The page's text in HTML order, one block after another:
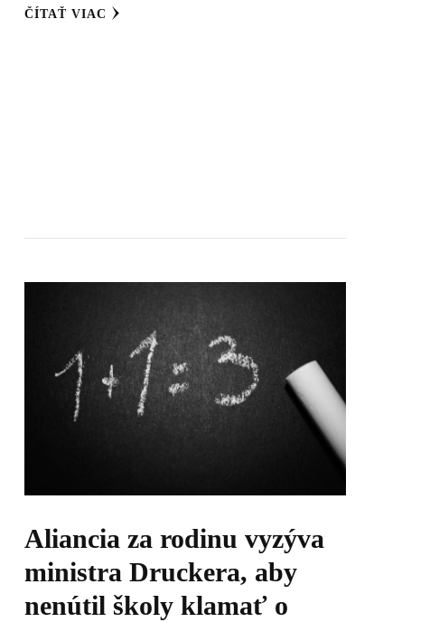
ČÍTAŤ VIAC
Aliancia za rodinu vyzýva
ministra Druckera, aby
nenútil školy klamať o